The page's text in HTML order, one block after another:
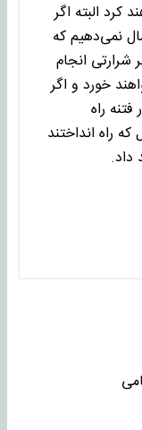
کرد البته اگر
نمی‌دهیم که
شرارتی انجام
خورد و اگر
راه
راه انداختند
داد.